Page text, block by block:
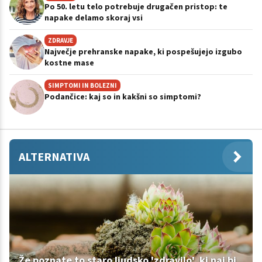
Po 50. letu telo potrebuje drugačen pristop: te
napake delamo skoraj vsi
ZDRAVJE
Največje prehranske napake, ki pospešujejo izgubo
kostne mase
SIMPTOMI IN BOLEZNI
Podančice: kaj so in kakšni so simptomi?
ALTERNATIVA